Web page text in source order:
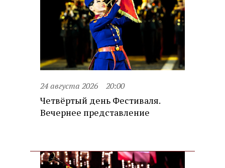
24 августа 2026 20:00
Четвёртый день Фестиваля.
Вечернее представление